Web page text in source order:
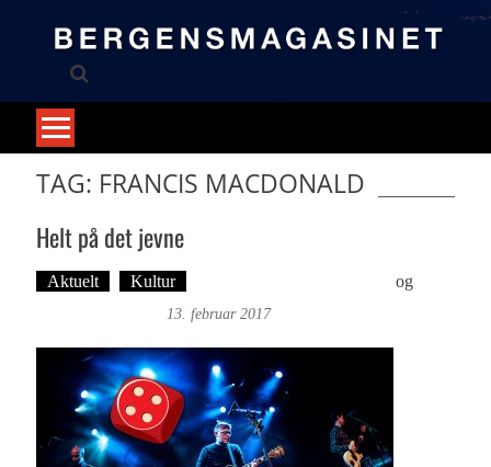
TAG: FRANCIS MACDONALD
Helt på det jevne
Aktuelt Kultur
og
13. februar 2017